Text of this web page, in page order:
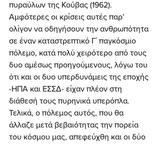
πυραύλων της Κούβας (1962).
Αμφότερες οι κρίσεις αυτές παρ’
ολίγον να οδηγήσουν την ανθρωπότητα
σε έναν καταστρεπτικό Γ΄ παγκόσμιο
πόλεμο, κατά πολύ χειρότερο από τους
δυο αμέσως προηγούμενους, λόγω του
ότι και οι δυο υπερδυνάμεις της εποχής
-ΗΠΑ και ΕΣΣΔ- είχαν πλέον στη
διάθεσή τους πυρηνικά υπερόπλα.
Τελικά, ο πόλεμος αυτός, που θα
άλλαζε μετά βεβαιότητας την πορεία
του κόσμου μας, απεφεύχθη και οι δύο